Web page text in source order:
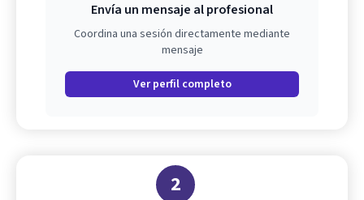
Envía un mensaje al profesional
Coordina una sesión directamente mediante
mensaje
Ver perfil completo
2